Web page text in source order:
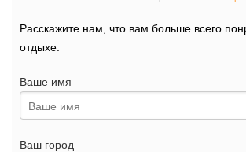
Расскажите нам, что вам больше всего
отдыхе.
Ваше имя
Ваш город